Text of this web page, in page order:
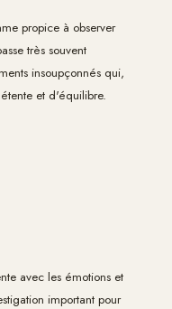
propice à observer
très souvent
insoupçonnés qui,
et d'équilibre.
avec les émotions et
important pour